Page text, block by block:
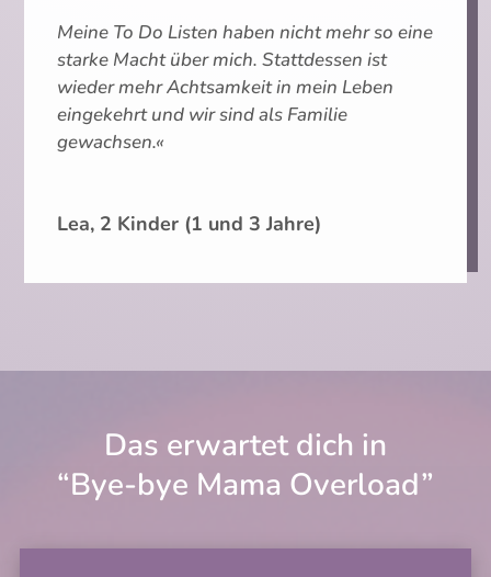
Meine To Do Listen haben nicht mehr so eine
starke Macht über mich. Stattdessen ist
wieder mehr Achtsamkeit in mein Leben
eingekehrt und wir sind als Familie
gewachsen.«
Lea, 2 Kinder (1 und 3 Jahre)
Das erwartet dich in
“Bye-bye Mama Overload”